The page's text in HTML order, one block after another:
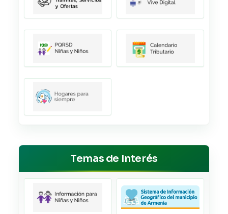
Temas de Interés